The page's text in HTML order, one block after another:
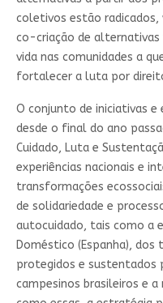
coletivos estão radicados,
co-criação de alternativas
vida nas comunidades a
fortalecer a luta por
O conjunto de iniciativas e
desde o final do ano
Cuidado, Luta e
experiências nacionais e
transformações
de solidariedade e
autocuidado, tais como a
Doméstico (Espanha),
protegidos e sustentados
campesinos brasileiros e a